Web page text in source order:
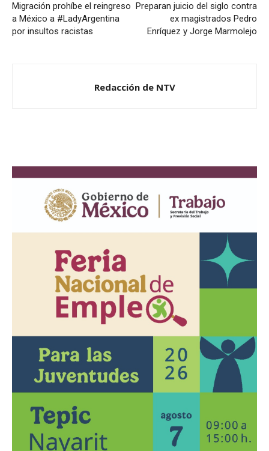
Migración prohíbe el reingreso
a México a #LadyArgentina
por insultos racistas
Preparan juicio del siglo contra
ex magistrados Pedro
Enríquez y Jorge Marmolejo
Redacción de NTV